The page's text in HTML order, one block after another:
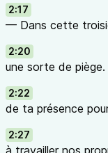
2:17
— Dans cette
2:20
une sorte de
2:22
de ta présence
2:27
à travailler nos